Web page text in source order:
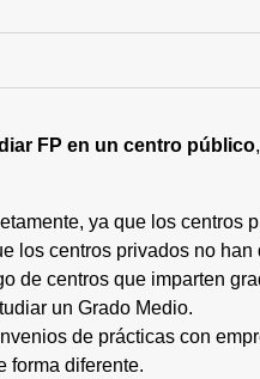
FP en un centro público
ya que los centros
los centros privados no han
de centros que imparten
un Grado Medio.
de prácticas con
forma diferente.